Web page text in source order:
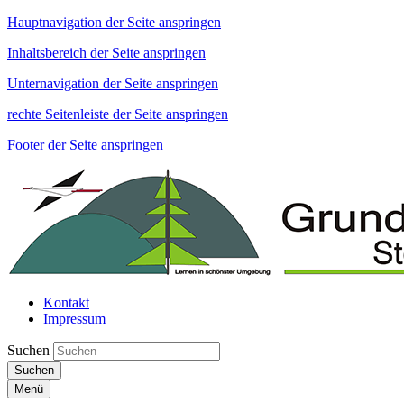
Hauptnavigation der Seite anspringen
Inhaltsbereich der Seite anspringen
Unternavigation der Seite anspringen
rechte Seitenleiste der Seite anspringen
Footer der Seite anspringen
Kontakt
Impressum
Suchen
Suchen
Menü